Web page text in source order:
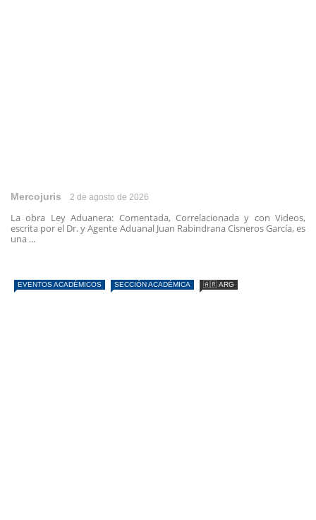
Mercojuris 2 de agosto de 2026
La obra Ley Aduanera: Comentada, Correlacionada y con Videos,
escrita por el Dr. y Agente Aduanal Juan Rabindrana Cisneros García, es
una ...
EVENTOS ACADÉMICOS SECCIÓN ACADÉMICA 🇦🇷 ARG